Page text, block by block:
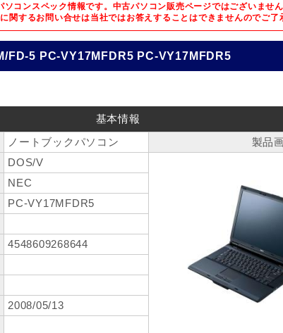
ソコンスペック情報です。中古パソコン販売ページではございません
関するお問い合せは当社ではお答えすることはできませんのでご了
FD-5 PC-VY17MFDR5 PC-VY17MFDR5
基本情報
ノートブックパソコン
製品
DOS/V
NEC
PC-VY17MFDR5
4548609268644
2008/05/13